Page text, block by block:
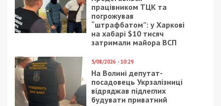
Нагадаємо, раніше ми повідомляли про те, що
державні виконавці за хабар зняли арешт з
майна боржника за підробленою заявою.